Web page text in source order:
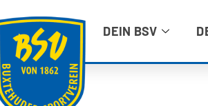
DEIN BSV